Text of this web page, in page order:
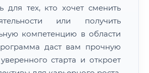
для тех, кто хочет сменить
или получить
компетенцию в области
даст вам прочную
старта и откроет